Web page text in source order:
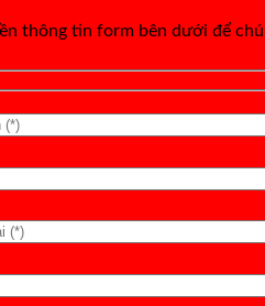
thông tin form bên dưới để